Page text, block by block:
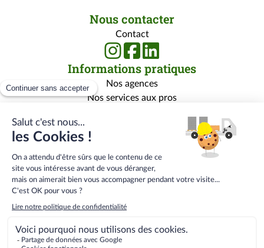
Nous contacter
Contact
Informations pratiques
Nos agences
Nos services aux pros
Rejoignez-nous
Qui sommes-nous ?
Carrière
Centre de formation
bas
Conditions générales de vente
Conditions Générales E-Services